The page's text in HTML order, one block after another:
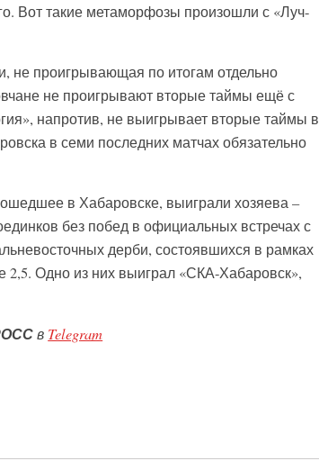
Вот такие метаморфозы произошли с «Луч-
не проигрывающая по итогам отдельно
не проигрывают вторые таймы ещё с
напротив, не выигрывает вторые таймы в
в семи последних матчах обязательно
в Хабаровске, выиграли хозяева –
без побед в официальных встречах с
дерби, состоявшихся в рамках
Одно из них выиграл «СКА-Хабаровск»,
в Telegram